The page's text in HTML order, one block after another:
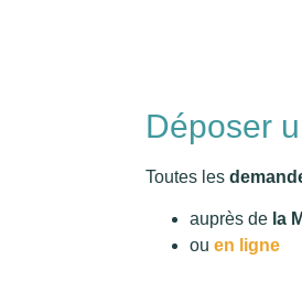
Déposer
Toutes les
auprès de la
ou en ligne